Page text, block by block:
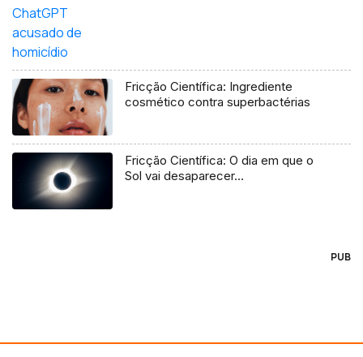
Fricção Científica: Ingrediente
cosmético contra superbactérias
Fricção Científica: O dia em que o
Sol vai desaparecer…
PUB